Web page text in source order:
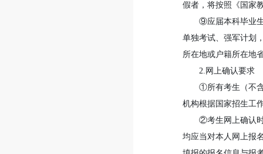
假者，将按照《国家
⑨应届本科毕业
单独考试、强军计划
所在地或户籍所在地
2.网上确认要求
①所有考生（不
机构根据国家招生工
②考生网上确认
均应当对本人网上报